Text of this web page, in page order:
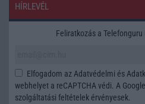
HÍRLEVÉL
Feliratkozás a
Elfogadom az Adatvédelmi és
webhelyet a reCAPTCHA védi. A Google
szolgáltatási feltételek érvényesek.